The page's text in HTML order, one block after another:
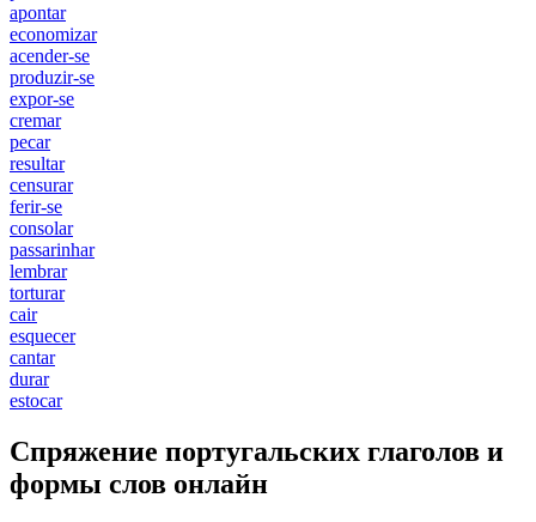
apontar
economizar
acender-se
produzir-se
expor-se
cremar
pecar
resultar
censurar
ferir-se
consolar
passarinhar
lembrar
torturar
cair
esquecer
cantar
durar
estocar
Спряжение португальских глаголов и
формы слов онлайн